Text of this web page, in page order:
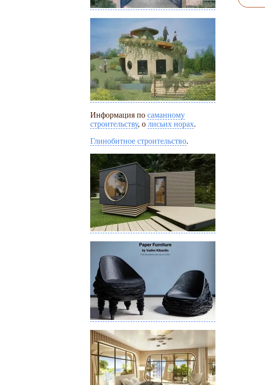
Информация по саманному
строительству, о лисьих норах.
Глинобитное строительство.